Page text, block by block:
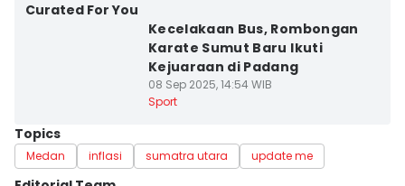
Curated For You
Kecelakaan Bus, Rombongan
Karate Sumut Baru Ikuti
Kejuaraan di Padang
08 Sep 2025, 14:54 WIB
Sport
Topics
Medan inflasi sumatra utara update me